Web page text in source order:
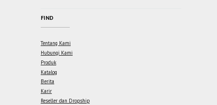
FIND
Tentang Kami
Hubungi Kami
Produk
Katalog
Berita
Karir
Reseller dan Dropship